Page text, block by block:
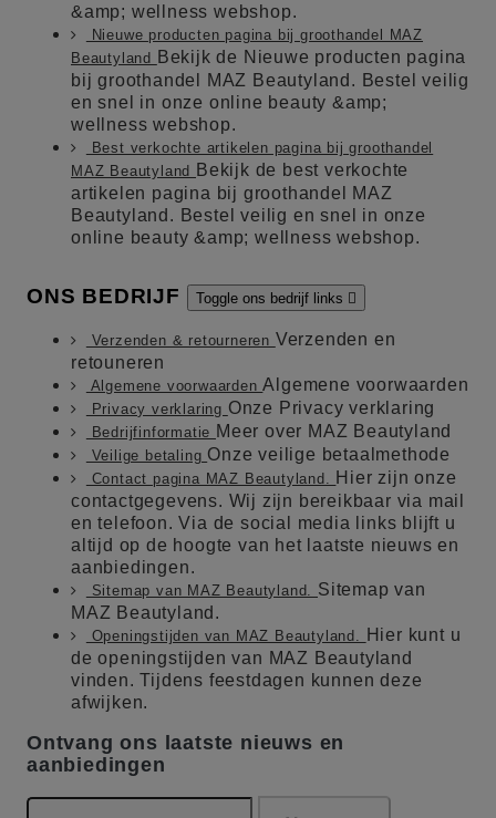
&amp; wellness webshop.
Nieuwe producten pagina bij groothandel MAZ
Beautyland
Bekijk de Nieuwe producten pagina
bij groothandel MAZ Beautyland. Bestel veilig
en snel in onze online beauty &amp;
wellness webshop.
Best verkochte artikelen pagina bij groothandel
MAZ Beautyland
Bekijk de best verkochte
artikelen pagina bij groothandel MAZ
Beautyland. Bestel veilig en snel in onze
online beauty &amp; wellness webshop.
ONS BEDRIJF Toggle ons bedrijf links 
Verzenden & retourneren Verzenden en
retouneren
Algemene voorwaardenAlgemene voorwaarden
Privacy verklaring Onze Privacy verklaring
Bedrijfinformatie Meer over MAZ Beautyland
Veilige betaling Onze veilige betaalmethode
Contact pagina MAZ Beautyland.
Hier zijn onze
contactgegevens. Wij zijn bereikbaar via mail
en telefoon. Via de social media links blijft u
altijd op de hoogte van het laatste nieuws en
aanbiedingen.
Sitemap van MAZ Beautyland. Sitemap van
MAZ Beautyland.
Openingstijden van MAZ Beautyland.
Hier kunt u
de openingstijden van MAZ Beautyland
vinden. Tijdens feestdagen kunnen deze
afwijken.
Ontvang ons laatste nieuws en
aanbiedingen